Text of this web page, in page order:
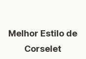
Melhor Estilo de
Corselet